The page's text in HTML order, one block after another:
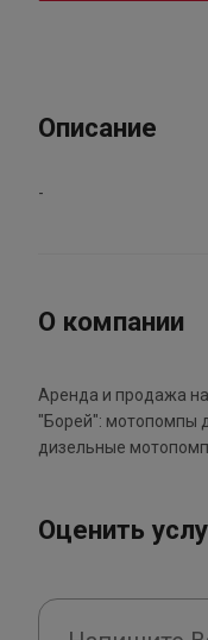
Описание
-
О компании
Аренда и продажа
"Борей": мотопомпы
дизельные
Оценить